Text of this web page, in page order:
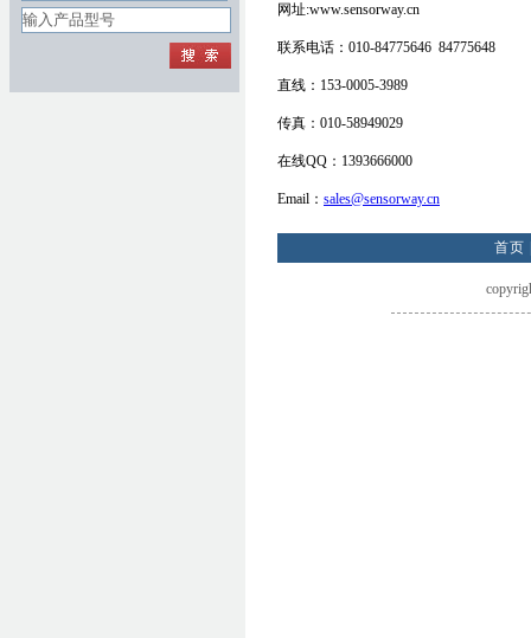
网址:www.sensorway.cn
联系电话：010-84775646 84775648
直线：153-0005-3989
传真：010-58949029
在线QQ：1393666000
Email： sales@sensorway.cn
首页